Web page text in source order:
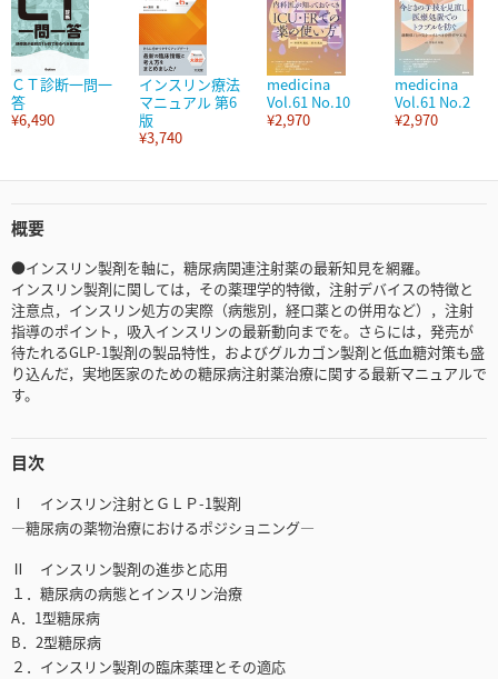
ＣＴ診断一問一
答
¥6,490
インスリン療法
マニュアル 第6
版
¥3,740
medicina
Vol.61 No.10
¥2,970
medicina
Vol.61 No.2
¥2,970
概要
●インスリン製剤を軸に，糖尿病関連注射薬の最新知見を網羅。
インスリン製剤に関しては，その薬理学的特徴，注射デバイスの特徴と
注意点，インスリン処方の実際（病態別，経口薬との併用など），注射
指導のポイント，吸入インスリンの最新動向までを。さらには，発売が
待たれるGLP-1製剤の製品特性，およびグルカゴン製剤と低血糖対策も盛
り込んだ，実地医家のための糖尿病注射薬治療に関する最新マニュアルで
す。
目次
Ⅰ インスリン注射とＧＬＰ-1製剤
―糖尿病の薬物治療におけるポジショニング―
Ⅱ インスリン製剤の進歩と応用
１．糖尿病の病態とインスリン治療
A．1型糖尿病
B．2型糖尿病
２．インスリン製剤の臨床薬理とその適応